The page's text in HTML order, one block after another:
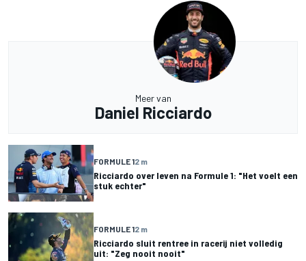
Meer van
Daniel Ricciardo
FORMULE 12 m
Ricciardo over leven na Formule 1: "Het voelt een
stuk echter"
FORMULE 12 m
Ricciardo sluit rentree in racerij niet volledig
uit: "Zeg nooit nooit"